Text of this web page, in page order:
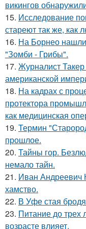
викингов
15. Исследование
стареют так же, как
16. На Борнео нашли
"Зомби - Грибы".
17. Журналист
американской
18. На кадрах с
протектора
как медицинская
19. Термин
прошлое.
20. Тайны гор.
немало тайн.
21. Иван Андреевич
хамство.
22. В Уфе стая
23. Питание до трех
возрасте влияет.